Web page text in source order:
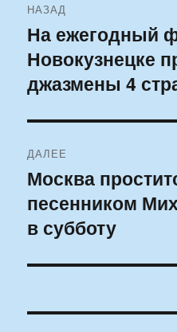
по
записям
НАЗАД
Предыдущая
запись:
На ежегодный
Новокузнецке
джазмены 4
ДАЛЕЕ
Следующая
запись:
Москва
песенником
в субботу